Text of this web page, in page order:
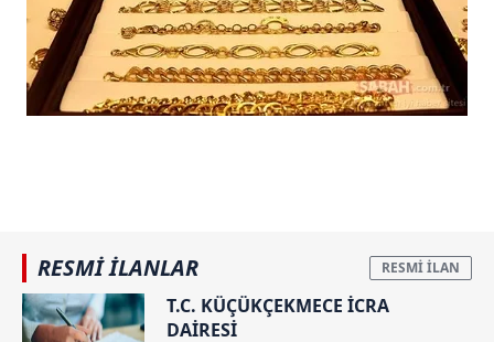
RESMİ İLANLAR
T.C. KÜÇÜKÇEKMECE İCRA
DAİRESİ